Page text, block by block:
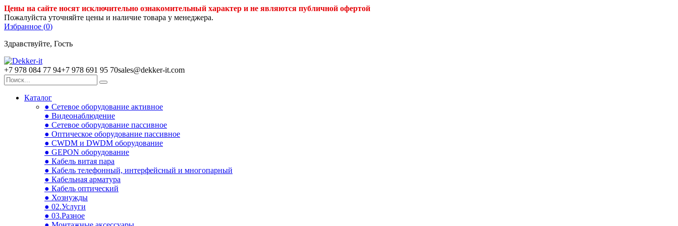
Цены на сайте носят исключительно ознакомительный характер и не являются публичной офертой
Пожалуйста уточняйте цены и наличие товара у менеджера.
Избранное (0)
Здравствуйте, Гость
+7 978 084 77 94+7 978 691 95 70sales@dekker-it.com
Каталог
● Сетевое оборудование активное
● Видеонаблюдение
● Сетевое оборудование пассивное
● Оптическое оборудование пассивное
● CWDM и DWDM оборудование
● GEPON оборудование
● Кабель витая пара
● Кабель телефонный, интерфейсный и многопарный
● Кабельная арматура
● Кабель оптический
● Хознужды
● 02.Услуги
● 03.Разное